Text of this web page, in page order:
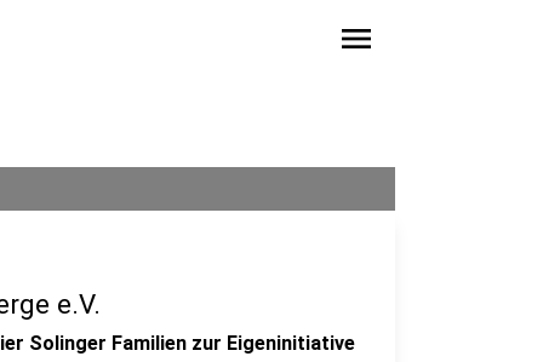
menu
e.V.
Solinger Familien zur Eigeninitiative